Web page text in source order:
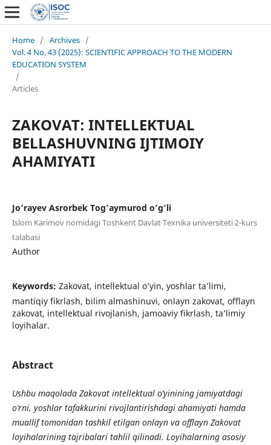
Home / Archives /
Vol. 4 No. 43 (2025): SCIENTIFIC APPROACH TO THE MODERN
EDUCATION SYSTEM
/
Articles
ZAKOVAT: INTELLEKTUAL
BELLASHUVNING IJTIMOIY
AHAMIYATI
Jo’rayev Asrorbek Tog’aymurod o’g’li
Islom Karimov nomidagi Toshkent Davlat Texnika universiteti 2-kurs
talabasi
Author
Keywords: Zakovat, intellektual o‘yin, yoshlar ta’limi,
mantiqiy fikrlash, bilim almashinuvi, onlayn zakovat, offlayn
zakovat, intellektual rivojlanish, jamoaviy fikrlash, ta’limiy
loyihalar.
Abstract
Ushbu maqolada Zakovat intellektual o‘yinining jamiyatdagi
o‘rni, yoshlar tafakkurini rivojlantirishdagi ahamiyati hamda
muallif tomonidan tashkil etilgan onlayn va offlayn Zakovat
loyihalarining tajribalari tahlil qilinadi. Loyihalarning asosiy